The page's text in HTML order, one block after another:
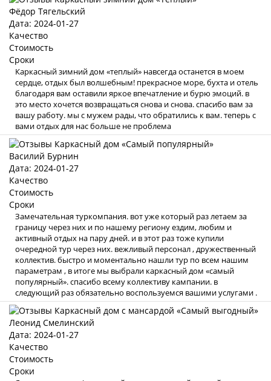
Фёдор Тягельский
Дата: 2024-01-27
Качество
Стоимость
Сроки
Каркасный зимний дом «теплый» навсегда останется в моем
сердце, отдых был волшебным! прекрасное море, бухта и отель
благодаря вам оставили яркое впечатление и бурю эмоций. в
это место хочется возвращаться снова и снова. спасибо вам за
вашу работу. мы с мужем рады, что обратились к вам. теперь с
вами отдых для нас больше не проблема
Василий Бурнин
Дата: 2024-01-27
Качество
Стоимость
Сроки
Замечательная туркомпания. вот уже который раз летаем за
границу через них и по нашему региону ездим, любим и
активный отдых на пару дней. и в этот раз тоже купили
очередной тур через них. вежливый персонал , дружественный
коллектив. быстро и моментально нашли тур по всем нашим
параметрам , в итоге мы выбрали каркасный дом «самый
популярный». спасибо всему коллективу кампании. в
следующий раз обязательно воспользуемся вашими услугами .
Леонид Смелинский
Дата: 2024-01-27
Качество
Стоимость
Сроки